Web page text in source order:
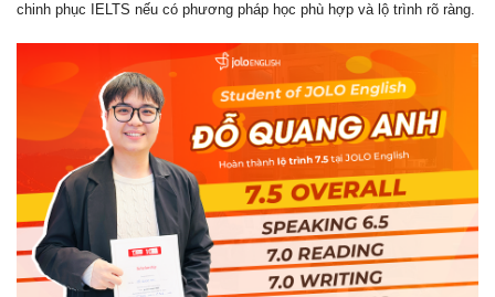
chinh phục IELTS nếu có phương pháp học phù hợp và lộ trình rõ ràng.